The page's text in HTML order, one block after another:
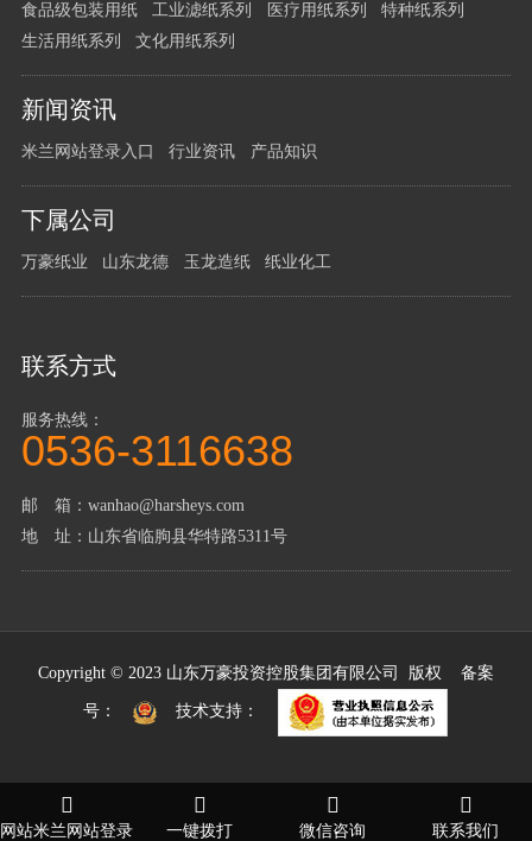
食品级包装用纸 工业滤纸系列 医疗用纸系列
特种纸系列
生活用纸系列
文化用纸系列
新闻资讯
米兰网站登录入口 行业资讯 产品知识
下属公司
万豪纸业 山东龙德 玉龙造纸 纸业化工
联系方式
服务热线：
0536-3116638
邮 箱：wanhao@harsheys.com
地 址：山东省临朐县华特路5311号
Copyright © 2023 山东万豪投资控股集团有限公司 版权 备案
号： 技术支持：
网站米兰网站登录 一键拨打 微信咨询 联系我们